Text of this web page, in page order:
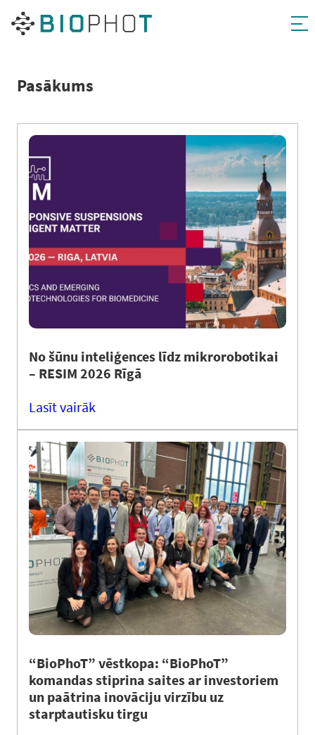
Pāriet
Pasākums
No šūnu inteliģences līdz mikrorobotikai
– RESIM 2026 Rīgā
Lasīt vairāk
“BioPhoT” vēstkopa: “BioPhoT”
komandas stiprina saites ar investoriem
un paātrina inovāciju virzību uz
starptautisku tirgu